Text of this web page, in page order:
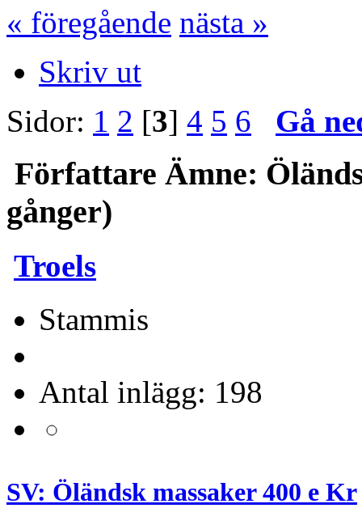
« föregående nästa »
Skriv ut
Sidor: 1 2 [3] 4 5 6 Gå
Författare Ämne:
gånger)
Troels
Stammis
Antal inlägg: 198
SV: Öländsk massaker 400 e Kr